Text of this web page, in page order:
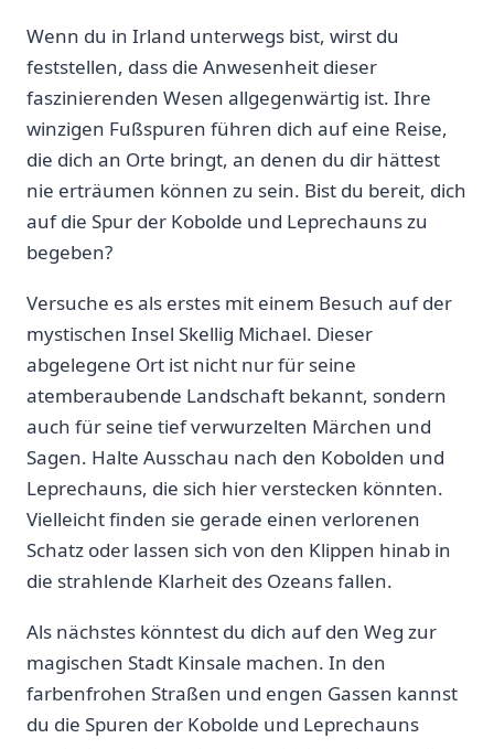
Wenn du in Irland unterwegs ​bist, wirst du
feststellen, dass die Anwesenheit dieser
faszinierenden ​Wesen allgegenwärtig ist.‌ Ihre
winzigen Fußspuren führen ⁢dich ‍auf eine Reise,⁤
die dich an Orte bringt, an denen du dir hättest
nie erträumen können ‌zu sein. Bist du bereit, dich
⁤auf die Spur der Kobolde und Leprechauns zu
begeben?
Versuche es als erstes mit einem ‌Besuch auf der
mystischen Insel Skellig ‌Michael. Dieser
abgelegene Ort ist nicht nur ⁢für seine
atemberaubende Landschaft bekannt, sondern
auch‌ für seine⁣ tief verwurzelten‌ Märchen und
Sagen. Halte⁤ Ausschau nach den Kobolden​ und
Leprechauns, die sich hier verstecken könnten.
Vielleicht finden sie gerade einen verlorenen
Schatz oder lassen sich ⁢von den ‌Klippen hinab in
die strahlende ‌Klarheit des Ozeans ⁣fallen.
Als nächstes könntest du dich ⁣auf den Weg zur
magischen Stadt Kinsale machen.‌ In‌ den⁤
farbenfrohen Straßen und engen Gassen kannst ​
du die Spuren der⁤ Kobolde ‍und ​Leprechauns